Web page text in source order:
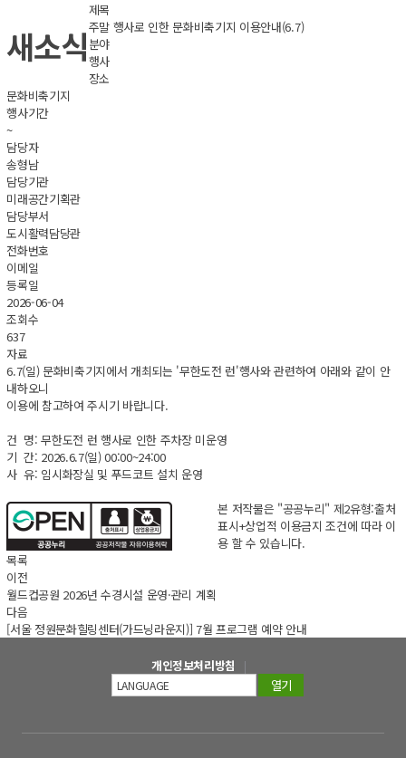
새소식
제목
주말 행사로 인한 문화비축기지 이용안내(6.7)
분야
행사
장소
문화비축기지
행사기간
~
담당자
송형남
담당기관
미래공간기획관
담당부서
도시활력담당관
전화번호
이메일
등록일
2026-06-04
조회수
637
자료
6.7(일) 문화비축기지에서 개최되는 '무한도전 런'행사와 관련하여 아래와 같이 안
내하오니
이용에 참고하여 주시기 바랍니다.
건 명: 무한도전 런 행사로 인한 주차장 미운영
기 간: 2026.6.7(일) 00:00~24:00
사 유: 임시화장실 및 푸드코트 설치 운영
본 저작물은 "공공누리" 제2유형:출처
표시+상업적 이용금지조건에 따라 이
용 할 수 있습니다.
목록
이전
월드컵공원 2026년 수경시설 운영·관리 계획
다음
[서울 정원문화힐링센터(가드닝라운지)] 7월 프로그램 예약 안내
개인정보처리방침
열기